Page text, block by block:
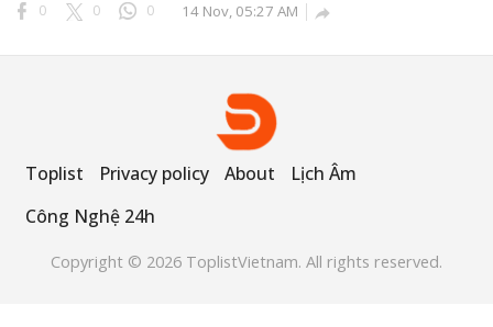
0 0 0 14 Nov, 05:27 AM 
Toplist Privacy policy About
Lịch Âm
Công Nghệ 24h
Copyright © 2026 ToplistVietnam. All rights reserved.